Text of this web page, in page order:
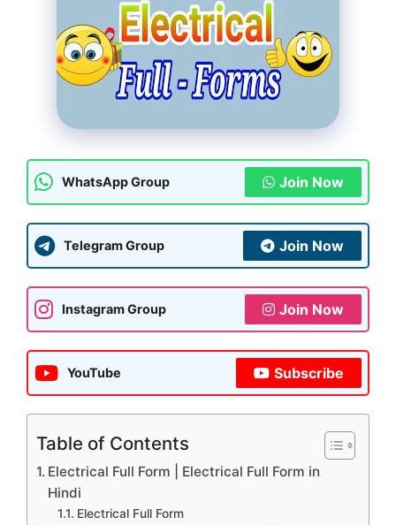
WhatsApp Group Join Now
Telegram Group Join Now
Instagram Group Join Now
YouTube Subscribe
Table of Contents
Electrical Full Form | Electrical Full Form in
Hindi
Electrical Full Form